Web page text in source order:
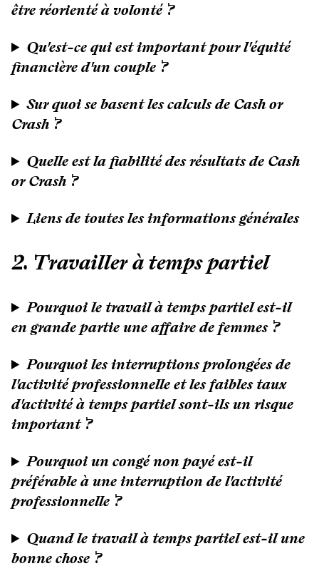
être réorienté à volonté ?
Qu'est-ce qui est important pour l'équité
financière d'un couple ?
Sur quoi se basent les calculs de Cash or
Crash ?
Quelle est la fiabilité des résultats de Cash
or Crash ?
Liens de toutes les informations générales
2. Travailler à temps partiel
Pourquoi le travail à temps partiel est-il
en grande partie une affaire de femmes ?
Pourquoi les interruptions prolongées de
l'activité professionnelle et les faibles taux
d'activité à temps partiel sont-ils un risque
important ?
Pourquoi un congé non payé est-il
préférable à une interruption de l'activité
professionnelle ?
Quand le travail à temps partiel est-il une
bonne chose ?